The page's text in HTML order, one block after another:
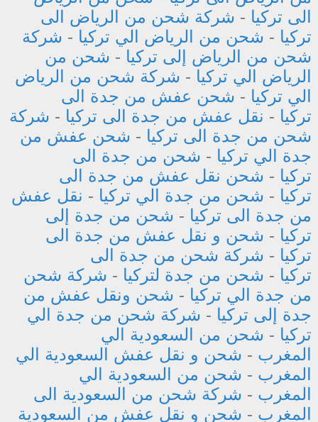
الى تركيا - شركة شحن من الرياض الى
تركيا - شحن من الرياض الي تركيا - شركة
شحن من الرياض إلى تركيا - شحن من
الرياض الي تركيا - شركة شحن من الرياض
الي تركيا - شحن عفش من جدة الى
تركيا - نقل عفش من جدة الى تركيا - شركة
شحن من جدة الى تركيا - شحن عفش من
جدة الي تركيا - شحن من جدة الى
تركيا - شحن نقل عفش من جدة الى
تركيا - شحن من جدة الي تركيا - نقل عفش
من جدة الى تركيا - شحن من جدة إلى
تركيا - شحن و نقل عفش من جدة الى
تركيا - شركة شحن من جدة الى
تركيا - شحن من جدة لتركيا - شركة شحن
من جدة الي تركيا - شحن ونقل عفش من
جدة إلى تركيا - شركة شحن من جدة الي
تركيا - شحن من السعودية الي
المغرب - شحن و نقل عفش السعودية الي
المغرب - شحن من السعودية الي
المغرب - شركة شحن من السعودية الى
المغرب - شحن و نقل عفش من السعودية